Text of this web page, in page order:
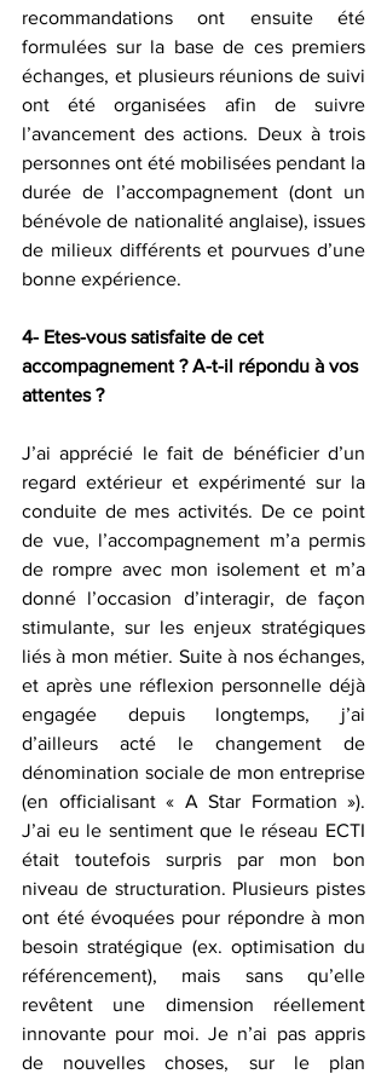
recommandations ont ensuite été
formulées sur la base de ces premiers
échanges, et plusieurs réunions de suivi
ont été organisées afin de suivre
l’avancement des actions. Deux à trois
personnes ont été mobilisées pendant la
durée de l’accompagnement (dont un
bénévole de nationalité anglaise), issues
de milieux différents et pourvues d’une
bonne expérience.
4- Etes-vous satisfaite de cet
accompagnement ? A-t-il répondu à vos
attentes ?
J’ai apprécié le fait de bénéficier d’un
regard extérieur et expérimenté sur la
conduite de mes activités. De ce point
de vue, l’accompagnement m’a permis
de rompre avec mon isolement et m’a
donné l’occasion d’interagir, de façon
stimulante, sur les enjeux stratégiques
liés à mon métier. Suite à nos échanges,
et après une réflexion personnelle déjà
engagée depuis longtemps, j’ai
d’ailleurs acté le changement de
dénomination sociale de mon entreprise
(en officialisant « A Star Formation »).
J’ai eu le sentiment que le réseau ECTI
était toutefois surpris par mon bon
niveau de structuration. Plusieurs pistes
ont été évoquées pour répondre à mon
besoin stratégique (ex. optimisation du
référencement), mais sans qu’elle
revêtent une dimension réellement
innovante pour moi. Je n’ai pas appris
de nouvelles choses, sur le plan